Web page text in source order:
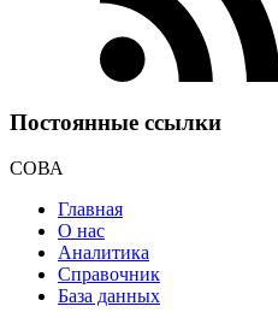
Постоянные ссылки
СОВА
Главная
О нас
Аналитика
Справочник
База данных